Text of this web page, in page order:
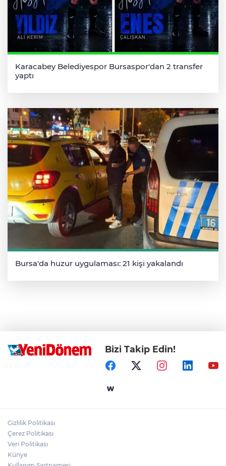
Karacabey Belediyespor Bursaspor'dan 2 transfer
yaptı
Bursa'da huzur uygulaması: 21 kişi yakalandı
Bizi Takip Edin!
Gizlilik Politikası
Çerez Politikası
Veri Politikası
Künye